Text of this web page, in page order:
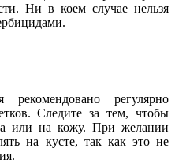
Ни в коем случае нельзя
регулярно
Следите за тем, чтобы
или на кожу. При желании
на кусте, так как это не